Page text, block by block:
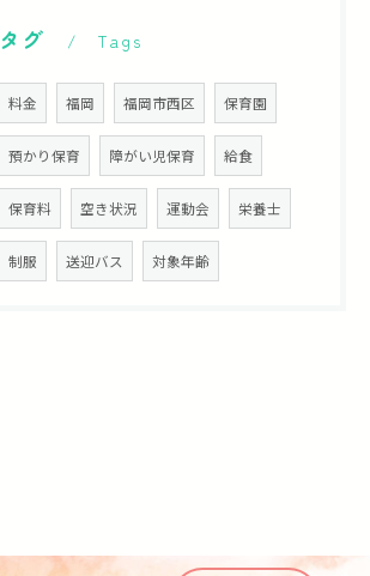
タグ Tags
料金 福岡 福岡市西区 保育園
預かり保育 障がい児保育 給食
保育料 空き状況 運動会 栄養士
制服 送迎バス 対象年齢